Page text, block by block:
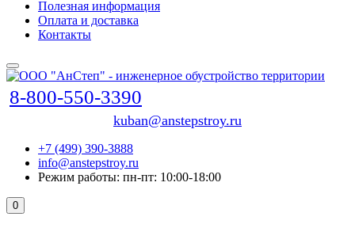
Полезная информация
Оплата и доставка
Контакты
8-800-550-3390
kuban@anstepstroy.ru
+7 (499) 390-3888
info@anstepstroy.ru
Режим работы: пн-пт: 10:00-18:00
0